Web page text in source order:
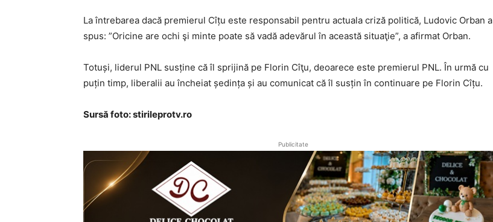
La întrebarea dacă premierul Cîțu este responsabil pentru actuala criză politică, Ludovic Orban a
spus: ”Oricine are ochi şi minte poate să vadă adevărul în această situaţie”, a afirmat Orban.
Totuși, liderul PNL susține că îl sprijină pe Florin Cîţu, deoarece este premierul PNL. În urmă cu
puțin timp, liberalii au încheiat ședința și au comunicat că îl susțin în continuare pe Florin Cîțu.
Sursă foto: stirileprotv.ro
Publicitate